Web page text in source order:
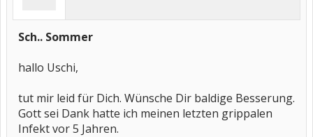
Sch.. Sommer
hallo Uschi,
tut mir leid für Dich. Wünsche Dir baldige Besserung.
Gott sei Dank hatte ich meinen letzten grippalen
Infekt vor 5 Jahren.